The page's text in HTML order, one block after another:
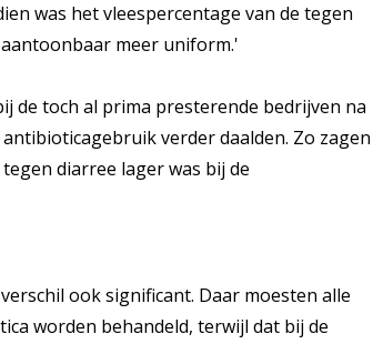
was het vleespercentage van de tegen
meer uniform.'
de toch al prima presterende bedrijven na
verder daalden. Zo zagen
diarree lager was bij de
ook significant. Daar moesten alle
worden behandeld, terwijl dat bij de